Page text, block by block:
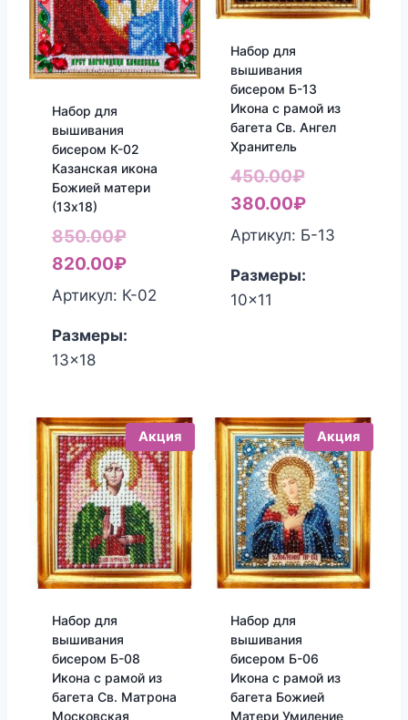
Набор для
вышивания
бисером К-02
Казанская икона
Божией матери
(13х18)
850.00₽Первоначальная
цена
составляла
820.00₽Текущая
цена:
Артикул: К-02
Размеры:
13x18
Набор для
вышивания
бисером Б-13
Икона с рамой из
багета Св. Ангел
Хранитель
450.00₽
цена
составляла
380.00₽Текущая
цена:
Артикул: Б-13
Размеры:
10x11
Акция
Набор для
вышивания
бисером Б-08
Икона с рамой из
багета Св. Матрона
Московская
Акция
Набор для
вышивания
бисером Б-06
Икона с рамой из
багета Божией
Матери Умиление